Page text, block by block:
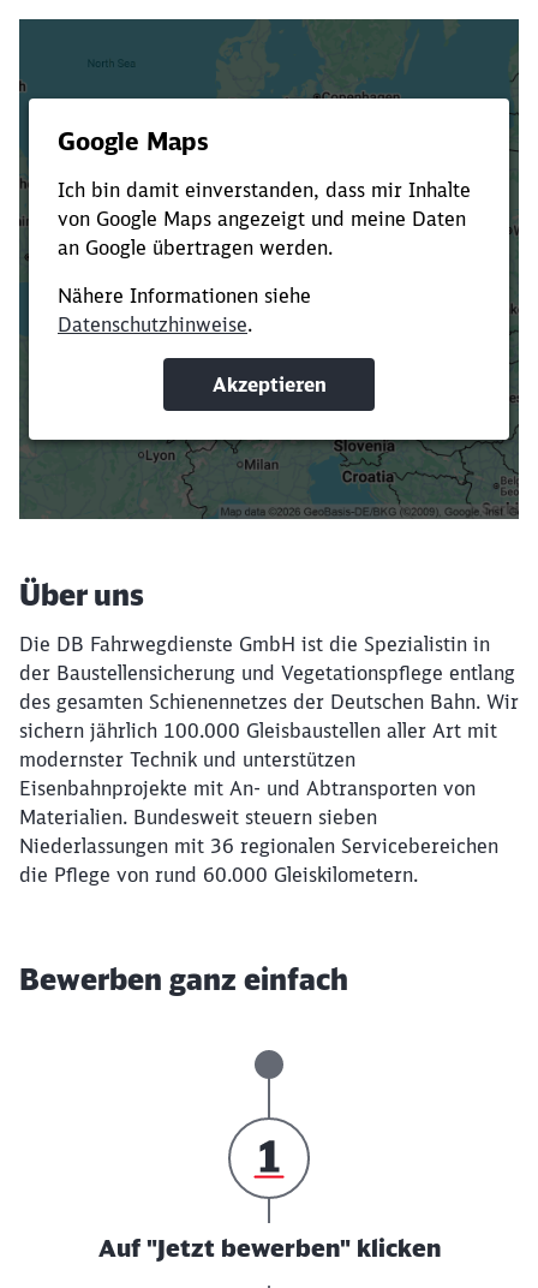
Verkürze die Ladezeit, indem du Suchbegriffe
oder Filter hinzufügst.
Suchbegriffe eingeben
Filter setzen
Über uns
Die DB Fahrwegdienste GmbH ist die Spezialistin in
der Baustellensicherung und Vegetationspflege entlang
des gesamten Schienennetzes der Deutschen Bahn. Wir
sichern jährlich 100.000 Gleisbaustellen aller Art mit
modernster Technik und unterstützen
Eisenbahnprojekte mit An- und Abtransporten von
Materialien. Bundesweit steuern sieben
Niederlassungen mit 36 regionalen Servicebereichen
die Pflege von rund 60.000 Gleiskilometern.
Bewerben ganz einfach
Auf "Jetzt bewerben" klicken